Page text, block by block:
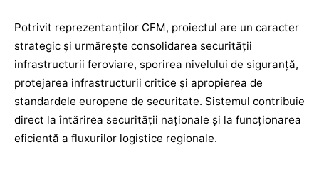
Potrivit reprezentanților CFM, proiectul are un caracter
strategic și urmărește consolidarea securității
infrastructurii feroviare, sporirea nivelului de siguranță,
protejarea infrastructurii critice și apropierea de
standardele europene de securitate. Sistemul contribuie
direct la întărirea securității naționale și la funcționarea
eficientă a fluxurilor logistice regionale.